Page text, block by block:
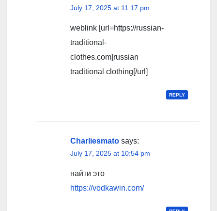
July 17, 2025 at 11:17 pm
weblink [url=https://russian-
traditional-
clothes.com]russian
traditional clothing[/url]
REPLY
Charliesmato says:
July 17, 2025 at 10:54 pm
найти это
https://vodkawin.com/